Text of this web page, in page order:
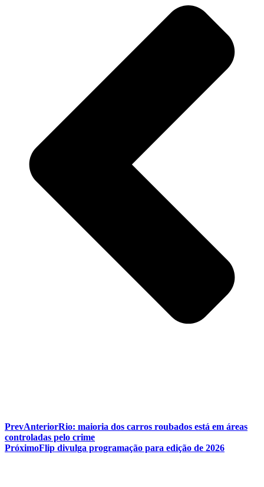
PrevAnteriorRio: maioria dos carros roubados está em áreas
controladas pelo crime
PróximoFlip divulga programação para edição de 2026